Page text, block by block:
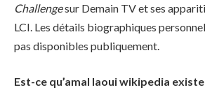
Challengesur Demain TV et ses
LCI. Les détails biographiques
pas disponibles publiquement.
Est-ce qu’amal laoui wikipedia existe